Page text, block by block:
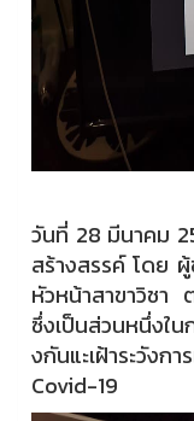
วันที่ 28 มีนาคม
สร้างสรรค์ โดย
หัวหน้าสาขาวิชา
ซึ่งเป็นส่วนหนึ่งใ
งกันแะเฝ้าระวังก
Covid-19